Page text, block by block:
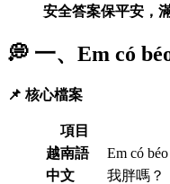
安全答案保平安，
💭 一、Em có
📌 核心檔案
項目
越南語
Em có
中文
我胖嗎？